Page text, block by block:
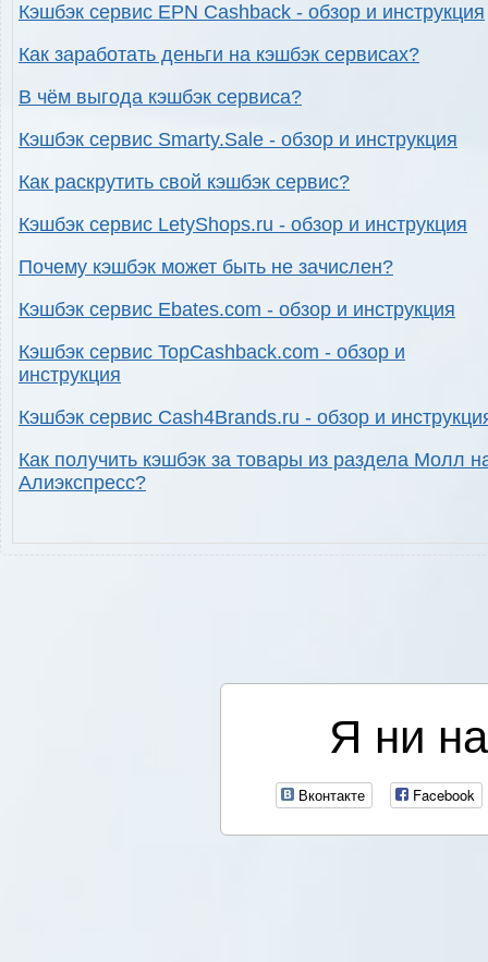
Кэшбэк сервис EPN Cashback - обзор и инструкция
Как заработать деньги на кэшбэк сервисах?
В чём выгода кэшбэк сервиса?
Кэшбэк сервис Smarty.Sale - обзор и инструкция
Как раскрутить свой кэшбэк сервис?
Кэшбэк сервис LetyShops.ru - обзор и инструкция
Почему кэшбэк может быть не зачислен?
Кэшбэк сервис Ebates.com - обзор и инструкция
Кэшбэк сервис TopCashback.com - обзор и
инструкция
Кэшбэк сервис Cash4Brands.ru - обзор и
Как получить кэшбэк за товары из раздела Молл
Алиэкспресс?
Я ни
Вконтакте Facebook